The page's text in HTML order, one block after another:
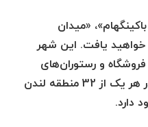
«میدان
خواهید یافت. این شهر
و رستوران‌های
متنوع درجه یک جهانی است. در هر یک از 32 منطقه لندن
دارد.